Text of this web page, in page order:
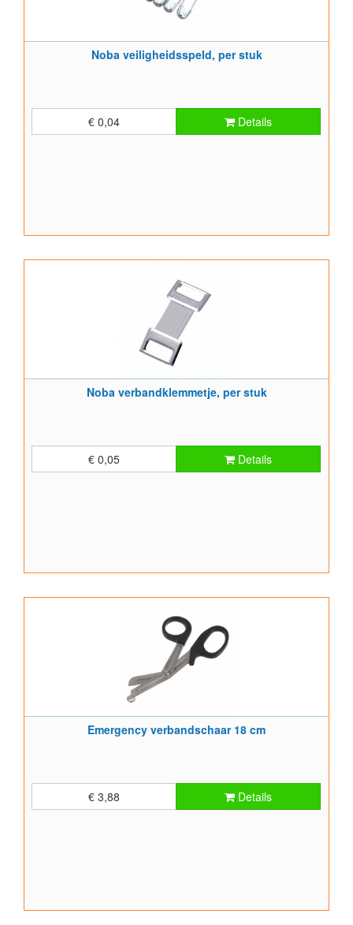
Noba veiligheidsspeld, per stuk
€ 0,04 Details
Noba verbandklemmetje, per stuk
€ 0,05 Details
Emergency verbandschaar 18 cm
€ 3,88 Details